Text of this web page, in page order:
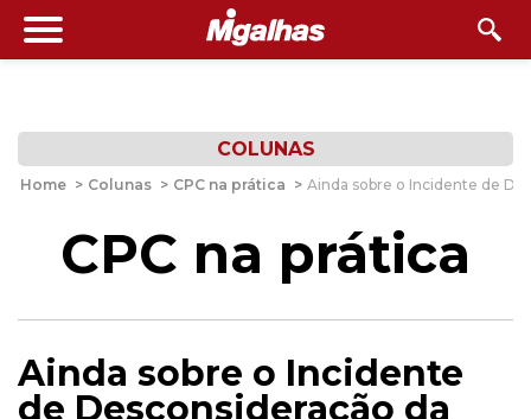
COLUNAS
Home > Colunas > CPC na prática > Ainda sobre o Incidente de
CPC na prática
Ainda sobre o Incidente
de Desconsideração da